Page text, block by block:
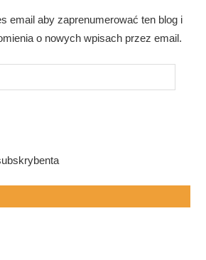
email aby zaprenumerować ten blog i
o nowych wpisach przez email.